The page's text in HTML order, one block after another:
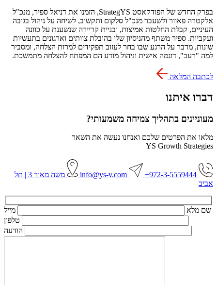
בפרק החדש של הפודקאסט StrategYS, הזמנו את דניאל ספיר, מנכ"ל
אלקטרה פאוור ולשעבר מנכ"ל סלקום ותקשוב, לשיחה על ניהול בגובה
העיניים, קבלת החלטות אמיצות, ובניית קריירה שנשענת על כוונה
ועקביות. ספיר משתף מהניסיון שלו בהובלת צוותים וארגונים בתעשיות
שונות, מדבר על הרגע שבו בחר לעזוב תפקידים למרות הצלחה, ומסביר
למה "רעב", דוגמה אישית וניהול מודע הם המפתח להצלחה מתמשכת.
לכתבה המלאה
דברו איתנו
מעוניינים בתהליך צמיחה משמעותי?
מלאו את הפרטים שלכם ואנחנו נעשה את השאר
YS Growth Strategies
info@ys-v.com
משה מאור 3 | תל
אביב
שם מלא
מייל
טלפון
הודעה